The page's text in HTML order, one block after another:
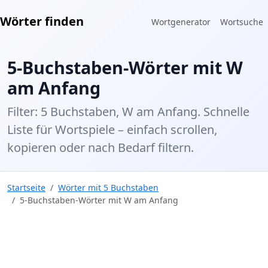
Wörter finden Wortgenerator Wortsuche
5-Buchstaben-Wörter mit W
am Anfang
Filter: 5 Buchstaben, W am Anfang. Schnelle
Liste für Wortspiele – einfach scrollen,
kopieren oder nach Bedarf filtern.
Startseite
Wörter mit 5 Buchstaben
5-Buchstaben-Wörter mit W am Anfang